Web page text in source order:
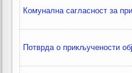
Комунална сагласност за
Потврда о прикључености